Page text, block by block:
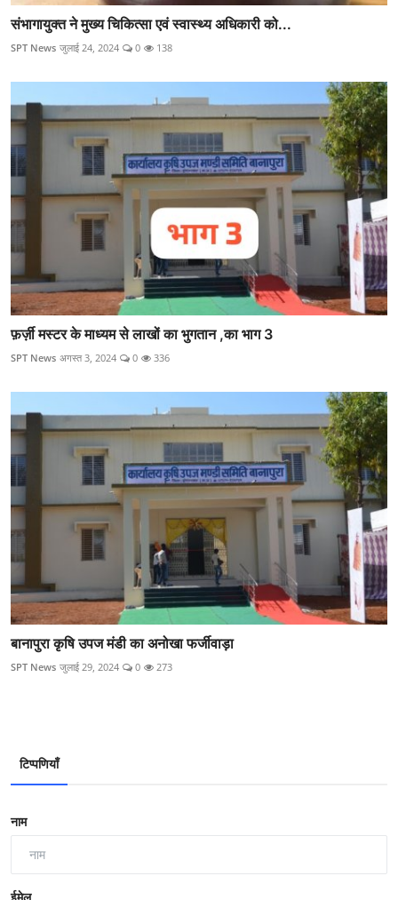
संभागायुक्त ने मुख्य चिकित्सा एवं स्वास्थ्य अधिकारी को...
SPT News जुलाई 24, 2024 0 138
फ़र्ज़ी मस्टर के माध्यम से लाखों का भुगतान ,का भाग 3
SPT News अगस्त 3, 2024 0 336
बानापुरा कृषि उपज मंडी का अनोखा फर्जीवाड़ा
SPT News जुलाई 29, 2024 0 273
टिप्पणियाँ
नाम